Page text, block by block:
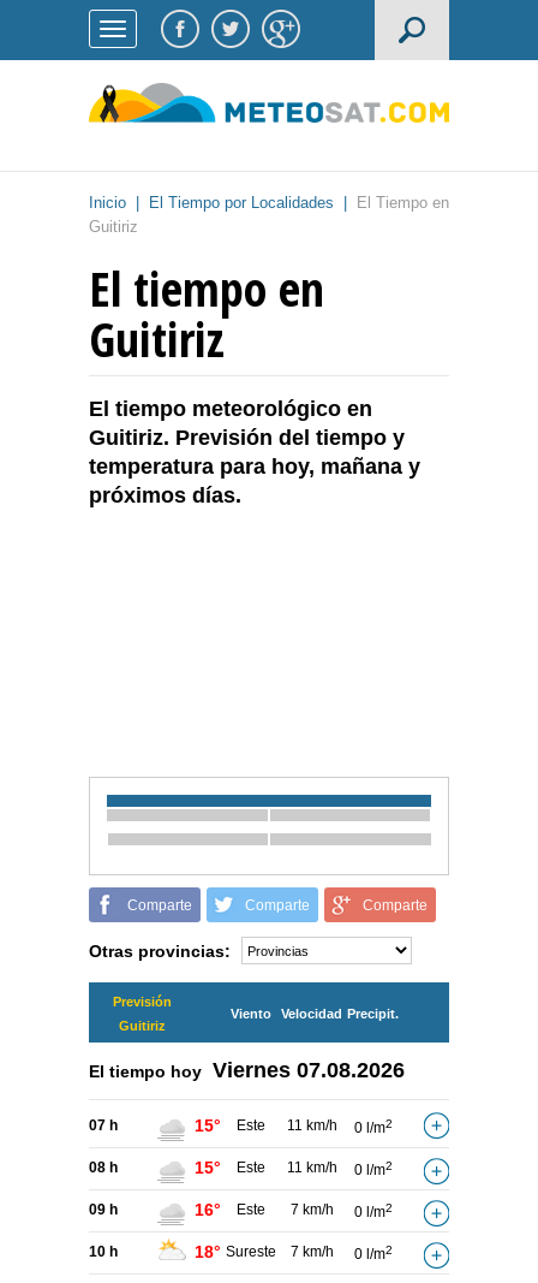
Inicio El Tiempo por Localidades
El Tiempo en
Guitiriz
El tiempo en
Guitiriz
El tiempo meteorológico en
Guitiriz. Previsión del tiempo y
temperatura para hoy, mañana y
próximos días.
Comparte Comparte Comparte
Otras provincias:
Previsión
Guitiriz
Viento Velocidad Precipit.
El tiempo hoy Viernes 07.08.2026
07 h 15° Este 11 km/h 0 l/m2
08 h 15° Este 11 km/h 0 l/m2
09 h 16° Este 7 km/h 0 l/m2
10 h 18° Sureste 7 km/h 0 l/m2